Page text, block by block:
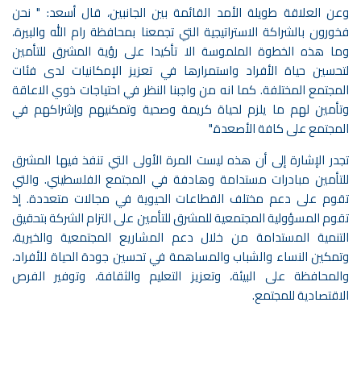
وعن العلاقة طويلة الأمد القائمة بين الجانبين، قال أسعد: " نحن
فخورون بالشراكة الاستراتيجية التي تجمعنا بمحافظة رام الله والبيرة،
وما هذه الخطوة الملموسة الا تأكيدا على رؤية المشرق للتأمين
لتحسين حياة الأفراد واستمرارها في تعزيز الإمكانيات لدى فئات
المجتمع المختلفة. كما انه من واجبنا النظر في احتياجات ذوي الاعاقة
وتأمين لهم ما يلزم لحياة كريمة وصحية وتمكنيهم وإشراكهم في
المجتمع على كافة الأصعدة."
تجدر الإشارة إلى أن هذه ليست المرة الأولى التي تنفذ فيها المشرق
للتأمين مبادرات مستدامة وهادفة في المجتمع الفلسطيني. والتي
تقوم على دعم مختلف القطاعات الحيوية في مجالات متعددة. إذ
تقوم المسؤولية المجتمعية للمشرق للتأمين على التزام الشركة بتحقيق
التنمية المستدامة من خلال دعم المشاريع المجتمعية والخيرية،
وتمكين النساء والشباب والمساهمة في تحسين جودة الحياة للأفراد،
والمحافظة على البيئة، وتعزيز التعليم والثقافة، وتوفير الفرص
الاقتصادية للمجتمع.